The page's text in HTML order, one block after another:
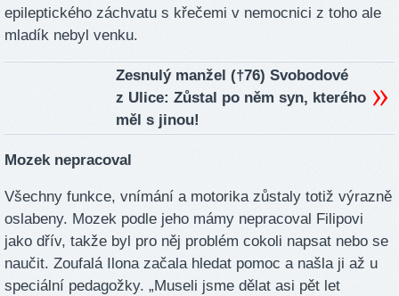
epileptického záchvatu s křečemi v nemocnici z toho ale
mladík nebyl venku.
Zesnulý manžel (†76) Svobodové
z Ulice: Zůstal po něm syn, kterého
měl s jinou!
Mozek nepracoval
Všechny funkce, vnímání a motorika zůstaly totiž výrazně
oslabeny. Mozek podle jeho mámy nepracoval Filipovi
jako dřív, takže byl pro něj problém cokoli napsat nebo se
naučit. Zoufalá Ilona začala hledat pomoc a našla ji až u
speciální pedagožky. „Museli jsme dělat asi pět let